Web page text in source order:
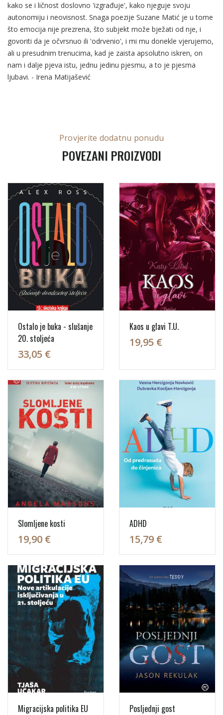
kako se i ličnost doslovno 'izgrađuje', kako njeguje svoju
autonomiju i neovisnost. Snaga poezije Suzane Matić je u tome
što emocija nije prezrena, što subjekt može bježati od nje, i
govoriti da je očvrsnuo ili 'odrvenio', i mi mu donekle vjerujemo,
ali u presudnim trenucima, kad je zaista apsolutno iskren, on
nam i dalje pjeva istu, jednu jedinu pjesmu, a to je pjesma
ljubavi. - Irena Matijašević
Provjerite dodatnu ponudu
POVEZANI PROIZVODI
Ostalo je buka - slušanje
20. stoljeća
33,05 €
Kaos u glavi T.U.
19,95 €
Slomljene kosti
19,90 €
ADHD
15,79 €
Migracijska politika EU Posljednji gost